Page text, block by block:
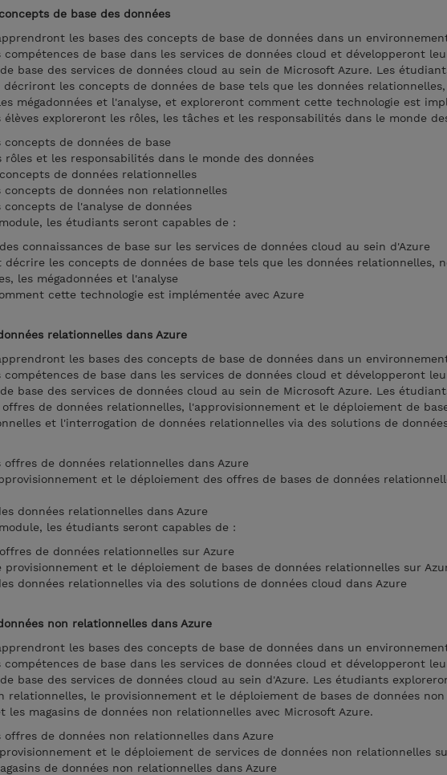
de base des données
les bases des concepts de base de données dans un
de base dans les services de données cloud et développeront
base des services de données cloud au sein de Microsoft Azure. Les
les concepts de données de base tels que les données
mégadonnées et l'analyse, et exploreront comment cette technologie est
élèves exploreront les rôles, les tâches et les responsabilités dans le monde
concepts de données de base
rôles et les responsabilités dans le monde des données
de données relationnelles
concepts de données non relationnelles
concepts de l'analyse de données
les étudiants seront capables de :
connaissances de base sur les services de données cloud au sein d'Azure
les concepts de données de base tels que les données relationnelles,
les mégadonnées et l'analyse
cette technologie est implémentée avec Azure
relationnelles dans Azure
les bases des concepts de base de données dans un
de base dans les services de données cloud et développeront
base des services de données cloud au sein de Microsoft Azure. Les
de données relationnelles, l'approvisionnement et le déploiement de
et l'interrogation de données relationnelles via des solutions de
offres de données relationnelles dans Azure
et le déploiement des offres de bases de données
données relationnelles dans Azure
les étudiants seront capables de :
de données relationnelles sur Azure
provisionnement et le déploiement de bases de données relationnelles sur
données relationnelles via des solutions de données cloud dans Azure
non relationnelles dans Azure
les bases des concepts de base de données dans un
de base dans les services de données cloud et développeront
base des services de données cloud au sein d'Azure. Les étudiants
relationnelles, le provisionnement et le déploiement de bases de données non
les magasins de données non relationnelles avec Microsoft Azure.
offres de données non relationnelles dans Azure
et le déploiement de services de données non relationnelles
de données non relationnelles dans Azure